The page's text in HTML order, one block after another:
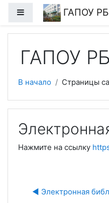
Перейти к основному
Боковая панель
ГАПОУ
ГАПОУ
В начало Страницы
Нажмите на ссылку
◀︎ Электронная